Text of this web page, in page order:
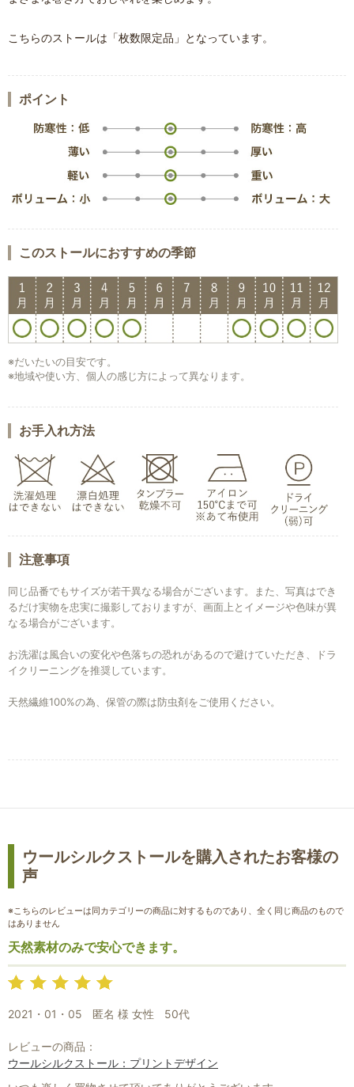
お買い物を続ける
ポイント
このストールにおすすめの季節
※だいたいの目安です。
※地域や使い方、個人の感じ方によって異なります。
お手入れ方法
注意事項
同じ品番でもサイズが若干異なる場合がございます。また、写真はでき
るだけ実物を忠実に撮影しておりますが、画面上とイメージや色味が異
なる場合がございます。
お洗濯は風合いの変化や色落ちの恐れがあるので避けていただき、ドラ
イクリーニングを推奨しています。
天然繊維100%の為、保管の際は防虫剤をご使用ください。
こちらのストールは「枚数限定品」となっています。
ウールシルクストールを購入されたお客様の
声
※こちらのレビューは同カテゴリーの商品に対するものであり、全く同じ商品のもので
はありません
天然素材のみで安心できます。
2021・01・05 匿名 様 女性 50代
レビューの商品：
ウールシルクストール：プリントデザイン